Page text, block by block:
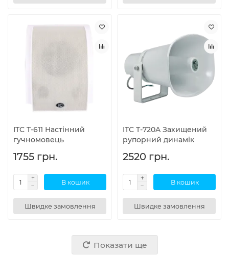
ITC T-611 Настінний
гучномовець
1755 грн.
В кошик
Швидке замовлення
ITC T-720A Захищений
рупорний динамік
2520 грн.
В кошик
Швидке замовлення
Показати ще